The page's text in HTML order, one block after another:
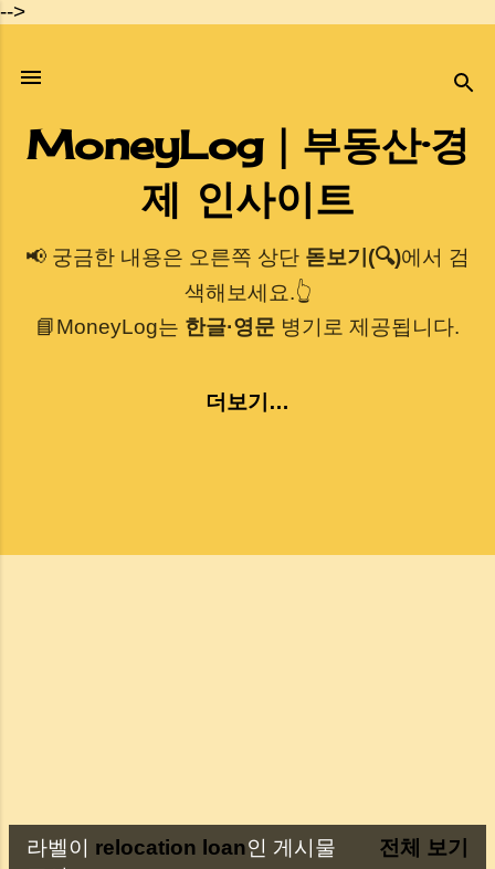
-->
기본 콘텐츠로 건너뛰기
MoneyLog｜부동산·경
제 인사이트
📢 궁금한 내용은 오른쪽 상단 돋보기(🔍)에서 검
색해보세요.👆
📘MoneyLog는 한글·영문 병기로 제공됩니다.
더보기…
라벨이 relocation loan인 게시물
전체 보기